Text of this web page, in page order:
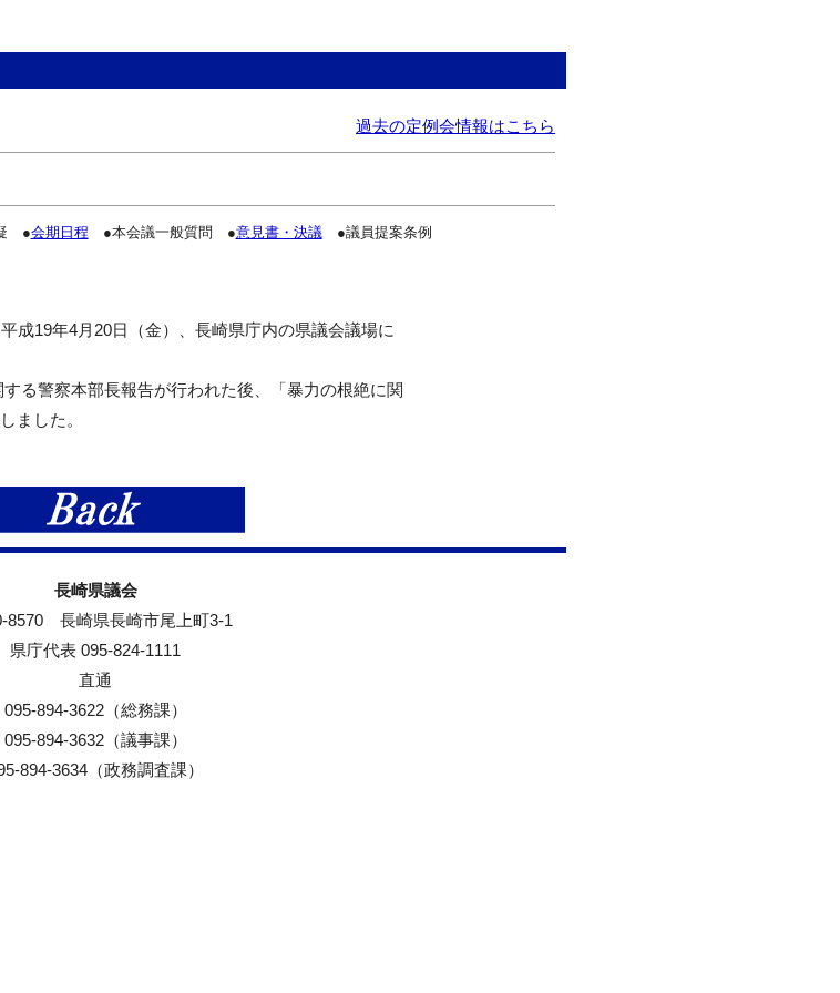
過去の定例会情報はこちら
●会期日程 ●本会議一般質問 ●意見書・決議●議員提案条例
成19年4月20日（金）、長崎県庁内の県議会議場に
る警察本部長報告が行われた後、「暴力の根絶に関
ました。
長崎県議会
8570 長崎県長崎市尾上町3-1
県庁代表 095-824-1111
直通
095-894-3622（総務課）
095-894-3632（議事課）
894-3634（政務調査課）